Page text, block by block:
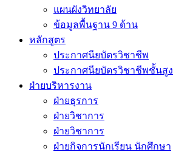
แผนผังวิทยาลัย
ข้อมูลพื้นฐาน 9 ด้าน
หลักสูตร
ประกาศนียบัตรวิชาชีพ
ประกาศนียบัตรวิชาชีพชั้นสูง
ฝ่ายบริหารงาน
ฝ่ายธุรการ
ฝ่ายวิชาการ
ฝ่ายวิชาการ
ฝ่ายกิจการนักเรียน นักศึกษา